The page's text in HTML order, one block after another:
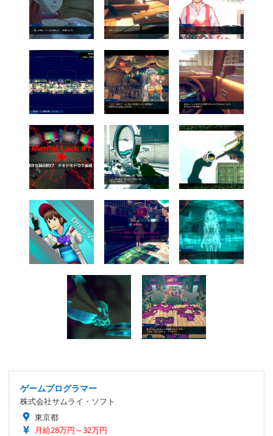
ゲームプログラマー
株式会社サムライ・ソフト
東京都
月給28万円～32万円